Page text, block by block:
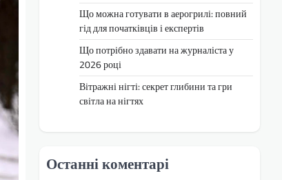
Що можна готувати в аерогрилі: повний
гід для початківців і експертів
Що потрібно здавати на журналіста у
2026 році
Вітражні нігті: секрет глибини та гри
світла на нігтях
Останні коментарі